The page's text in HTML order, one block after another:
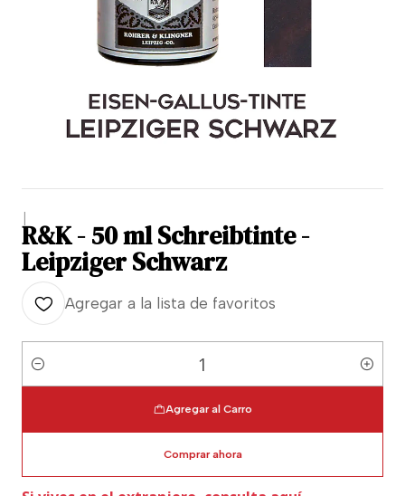
|
R&K - 50 ml Schreibtinte -
Leipziger Schwarz
Agregar a la lista de favoritos
Cantidad
Agregar al Carro
Comprar ahora